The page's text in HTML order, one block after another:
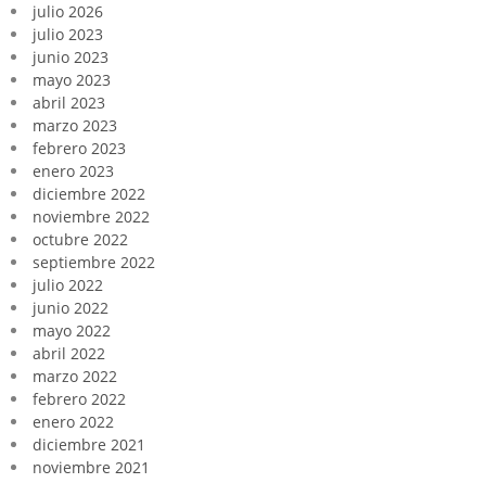
julio 2026
julio 2023
junio 2023
mayo 2023
abril 2023
marzo 2023
febrero 2023
enero 2023
diciembre 2022
noviembre 2022
octubre 2022
septiembre 2022
julio 2022
junio 2022
mayo 2022
abril 2022
marzo 2022
febrero 2022
enero 2022
diciembre 2021
noviembre 2021